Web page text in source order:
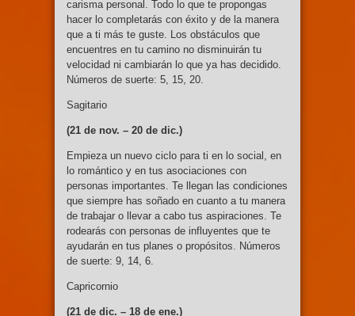
carisma personal. Todo lo que te propongas
hacer lo completarás con éxito y de la manera
que a ti más te guste. Los obstáculos que
encuentres en tu camino no disminuirán tu
velocidad ni cambiarán lo que ya has decidido.
Números de suerte: 5, 15, 20.
Sagitario
(21 de nov. – 20 de dic.)
Empieza un nuevo ciclo para ti en lo social, en
lo romántico y en tus asociaciones con
personas importantes. Te llegan las condiciones
que siempre has soñado en cuanto a tu manera
de trabajar o llevar a cabo tus aspiraciones. Te
rodearás con personas de influyentes que te
ayudarán en tus planes o propósitos. Números
de suerte: 9, 14, 6.
Capricornio
(21 de dic. – 18 de ene.)